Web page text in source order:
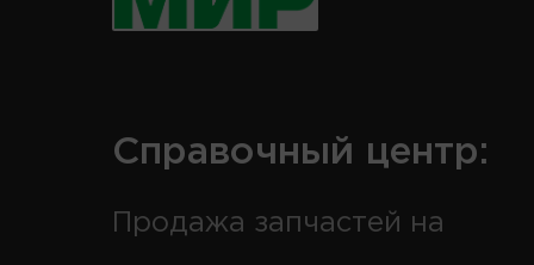
Справочный центр:
Продажа запчастей на